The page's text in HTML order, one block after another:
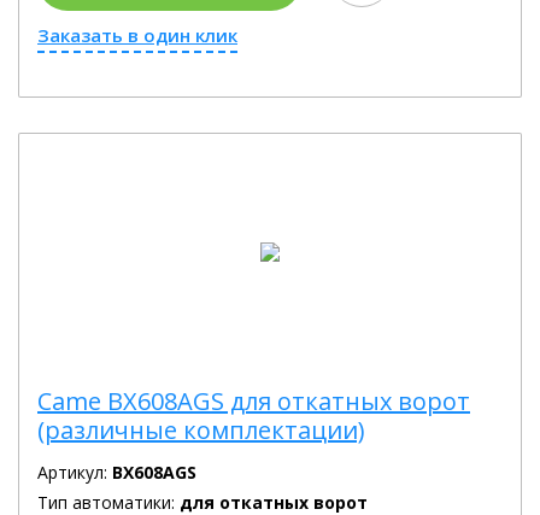
Заказать в один клик
Came BX608AGS для откатных ворот
(различные комплектации)
Артикул: BX608AGS
Тип автоматики: для откатных ворот